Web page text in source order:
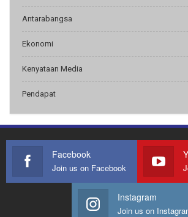
Antarabangsa
Ekonomi
Kenyataan Media
Pendapat
Facebook
Join us on Facebook
Instagram
Join us on